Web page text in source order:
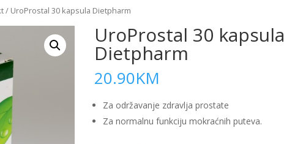
/ UroProstal 30 kapsula Dietpharm
UroProstal 30 kapsula
Dietpharm
20.90KM
Za održavanje zdravlja prostate
Za normalnu funkciju mokraćnih puteva.